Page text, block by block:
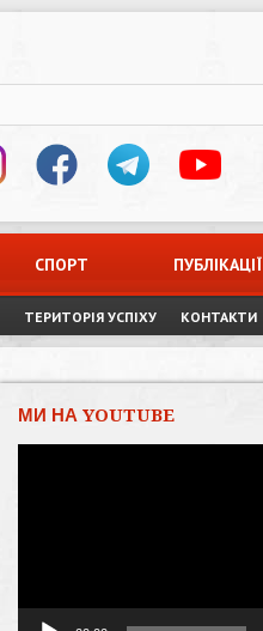
СПОРТ ПУБЛІКАЦІЇ
ТЕРИТОРІЯ УСПІХУ КОНТАКТИ
МИ НА YOUTUBE